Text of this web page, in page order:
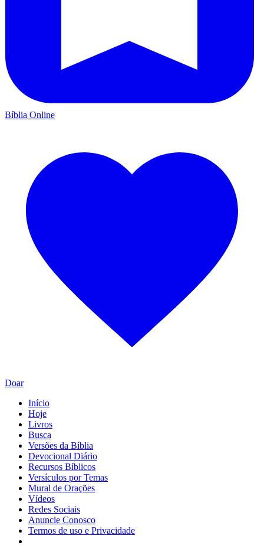
Bíblia Online
Doar
Início
Hoje
Livros
Busca
Versões da Bíblia
Devocional Diário
Recursos Bíblicos
Versículos por Temas
Mural de Orações
Vídeos
Redes Sociais
Anuncie Conosco
Termos de uso e Privacidade